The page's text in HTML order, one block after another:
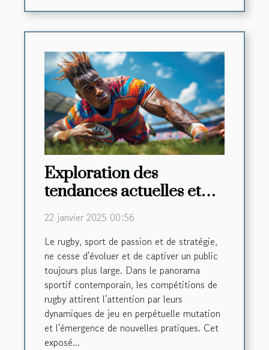
Exploration des
tendances actuelles et
futures dans les
compétitions de rugby
22 janvier 2025 00:56
Le rugby, sport de passion et de stratégie,
ne cesse d'évoluer et de captiver un public
toujours plus large. Dans le panorama
sportif contemporain, les compétitions de
rugby attirent l'attention par leurs
dynamiques de jeu en perpétuelle mutation
et l'émergence de nouvelles pratiques. Cet
exposé...